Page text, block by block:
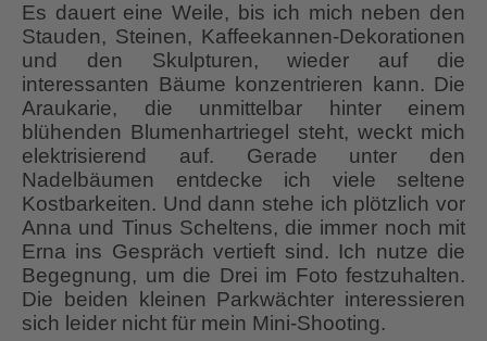
Es dauert eine Weile, bis ich mich neben den
Stauden, Steinen, Kaffeekannen-Dekorationen
und den Skulpturen, wieder auf die
interessanten Bäume konzentrieren kann. Die
Araukarie, die unmittelbar hinter einem
blühenden Blumenhartriegel steht, weckt mich
elektrisierend auf. Gerade unter den
Nadelbäumen entdecke ich viele seltene
Kostbarkeiten. Und dann stehe ich plötzlich vor
Anna und Tinus Scheltens, die immer noch mit
Erna ins Gespräch vertieft sind. Ich nutze die
Begegnung, um die Drei im Foto festzuhalten.
Die beiden kleinen Parkwächter interessieren
sich leider nicht für mein Mini-Shooting.